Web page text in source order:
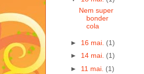
Nem super
bonder
cola
► 16 mai. (1)
► 14 mai. (1)
► 11 mai. (1)